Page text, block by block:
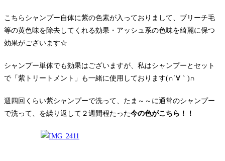
こちらシャンプー自体に紫の色素が入っておりまして、ブリーチ毛
等の黄色味を除去してくれる効果・アッシュ系の色味を綺麗に保つ
効果がございます☆
シャンプー単体でも効果はございますが、私はシャンプーとセット
で「紫トリートメント」も一緒に使用しております(∩´∀｀)∩
週四回くらい紫シャンプーで洗って、たま～～に通常のシャンプー
で洗って、を繰り返して２週間程たった今の色がこちら！！